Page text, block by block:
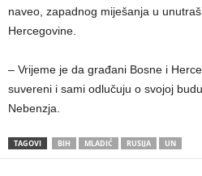
naveo, zapadnog miješanja u
Hercegovine.
– Vrijeme je da građani Bosne i
suvereni i sami odlučuju o svojoj
Nebenzja.
TAGOVI BIH MLADIĆ RUSIJA UN